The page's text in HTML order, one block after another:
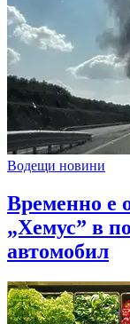
Водещи новини
Временно е
„Хемус” в
автомобил